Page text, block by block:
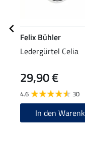
Felix Bühler
Ledergürtel Celia
29,90 €
4.6 30
In den